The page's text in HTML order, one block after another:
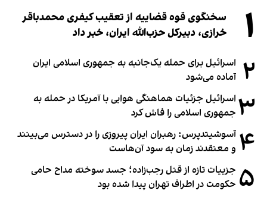
۱
سخنگوی قوه قضاییه از تعقیب کیفری محمدباقر
خرازی، دبیر‌کل حزب‌الله ایران، خبر داد
۲ اسرائیل برای حمله یک‌جانبه به جمهوری اسلامی ایران
آماده می‌شود
۳ اسرائیل جزئیات هماهنگی هوایی با آمریکا در حمله به
جمهوری اسلامی را فاش کرد
۴ آسوشیتدپرس: رهبران ایران پیروزی را در دسترس می‌بینند
و معتقدند زمان به سود آن‌هاست
۵ جزییات تازه از قتل رجب‌زاده؛ جسد سوخته مداح حامی
حکومت در اطراف تهران پیدا شده بود